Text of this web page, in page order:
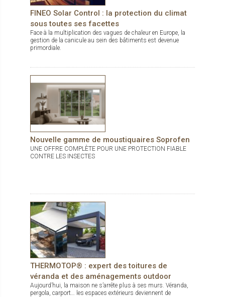
FINEO Solar Control : la protection du climat
sous toutes ses facettes
Face à la multiplication des vagues de chaleur en Europe, la
gestion de la canicule au sein des bâtiments est devenue
primordiale.
Nouvelle gamme de moustiquaires Soprofen
UNE OFFRE COMPLÈTE POUR UNE PROTECTION FIABLE
CONTRE LES INSECTES
THERMOTOP® : expert des toitures de
véranda et des aménagements outdoor
Aujourd’hui, la maison ne s’arrête plus à ses murs. Véranda,
pergola, carport… les espaces extérieurs deviennent de